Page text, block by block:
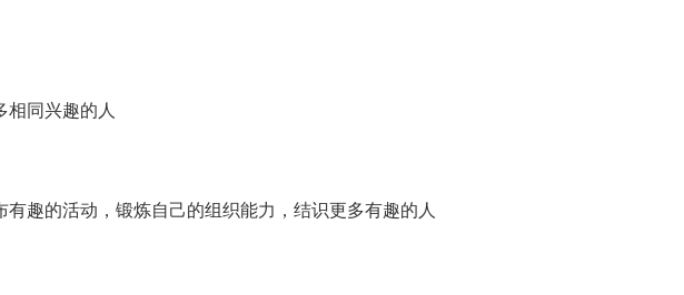
同兴趣的人
趣的活动，锻炼自己的组织能力，结识更多有趣的人